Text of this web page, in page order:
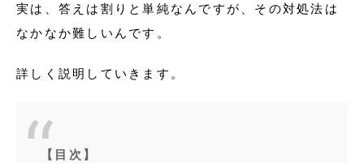
実は、答えは割りと単純なんですが、その対処法は
なかなか難しいんです。
詳しく説明していきます。
【目次】